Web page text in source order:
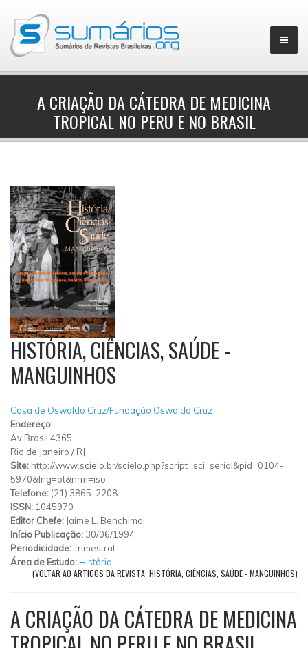
A CRIAÇÃO DA CÁTEDRA DE MEDICINA
TROPICAL NO PERU E NO BRASIL
HISTÓRIA, CIÊNCIAS, SAÚDE -
MANGUINHOS
Casa de Oswaldo Cruz/Fundação Oswaldo Cruz
Endereço:
Av Brasil 4365
Rio de Janeiro / RJ
Site: http://www.scielo.br/scielo.php?script=sci_serial&pid=0104-
5970&lng=pt&nrm=iso
Telefone: (21) 3865-2208
ISSN: 1045970
Editor Chefe: Jaime L. Benchimol
Início Publicação: 30/06/1994
Periodicidade:Trimestral
Área de Estudo:História
(VOLTAR AO ARTIGOS DA REVISTA: HISTÓRIA, CIÊNCIAS, SAÚDE - MANGUINHOS)
A CRIAÇÃO DA CÁTEDRA DE MEDICINA